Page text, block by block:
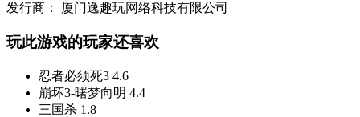
发行商： 厦门逸趣玩网络科技有限公司
玩此游戏的玩家还喜欢
忍者必须死3 4.6
崩坏3-曙梦向明 4.4
三国杀 1.8